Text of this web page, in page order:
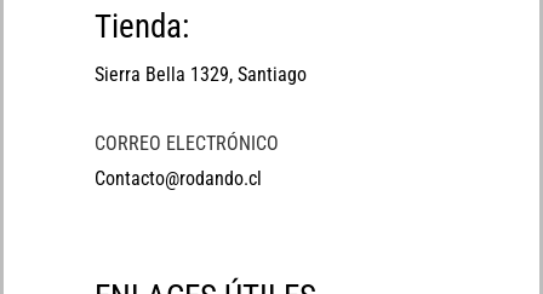
Tienda:
Sierra Bella 1329, Santiago
CORREO ELECTRÓNICO
Contacto@rodando.cl